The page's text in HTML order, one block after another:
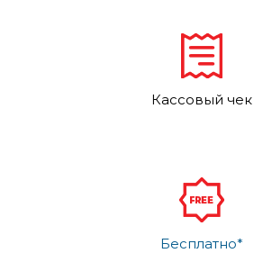
Кассовый чек
Бесплатно*